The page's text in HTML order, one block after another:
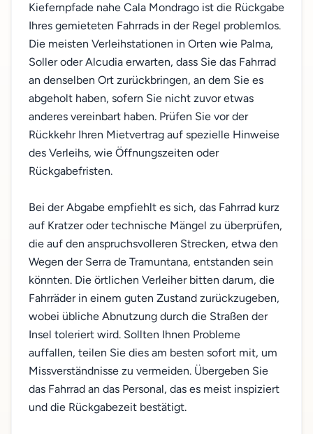
Kiefernpfade nahe Cala Mondrago ist die Rückgabe
Ihres gemieteten Fahrrads in der Regel problemlos.
Die meisten Verleihstationen in Orten wie Palma,
Soller oder Alcudia erwarten, dass Sie das Fahrrad
an denselben Ort zurückbringen, an dem Sie es
abgeholt haben, sofern Sie nicht zuvor etwas
anderes vereinbart haben. Prüfen Sie vor der
Rückkehr Ihren Mietvertrag auf spezielle Hinweise
des Verleihs, wie Öffnungszeiten oder
Rückgabefristen.
Bei der Abgabe empfiehlt es sich, das Fahrrad kurz
auf Kratzer oder technische Mängel zu überprüfen,
die auf den anspruchsvolleren Strecken, etwa den
Wegen der Serra de Tramuntana, entstanden sein
könnten. Die örtlichen Verleiher bitten darum, die
Fahrräder in einem guten Zustand zurückzugeben,
wobei übliche Abnutzung durch die Straßen der
Insel toleriert wird. Sollten Ihnen Probleme
auffallen, teilen Sie dies am besten sofort mit, um
Missverständnisse zu vermeiden. Übergeben Sie
das Fahrrad an das Personal, das es meist inspiziert
und die Rückgabezeit bestätigt.